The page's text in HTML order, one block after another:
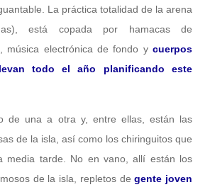
La práctica totalidad de la arena
está copada por hamacas de
música electrónica de fondo ycuerpos
todo el año planificando este
de una a otra y, entre ellas, están las
de la isla, así como los chiringuitos que
media tarde. No en vano, allí están los
de la isla, repletos de gente joven